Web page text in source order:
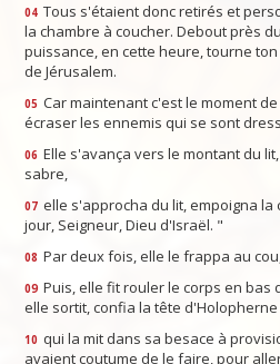
04 Tous s'étaient donc retirés et
la chambre à coucher. Debout près
puissance, en cette heure, tourne
de Jérusalem.
05 Car maintenant c'est le moment
écraser les ennemis qui se sont
06 Elle s'avança vers le montant du
sabre,
07 elle s'approcha du lit, empoigna
jour, Seigneur, Dieu d'Israël. "
08 Par deux fois, elle le frappa au
09 Puis, elle fit rouler le corps en bas
elle sortit, confia la tête
10 qui la mit dans sa besace à
avaient coutume de le faire, pour